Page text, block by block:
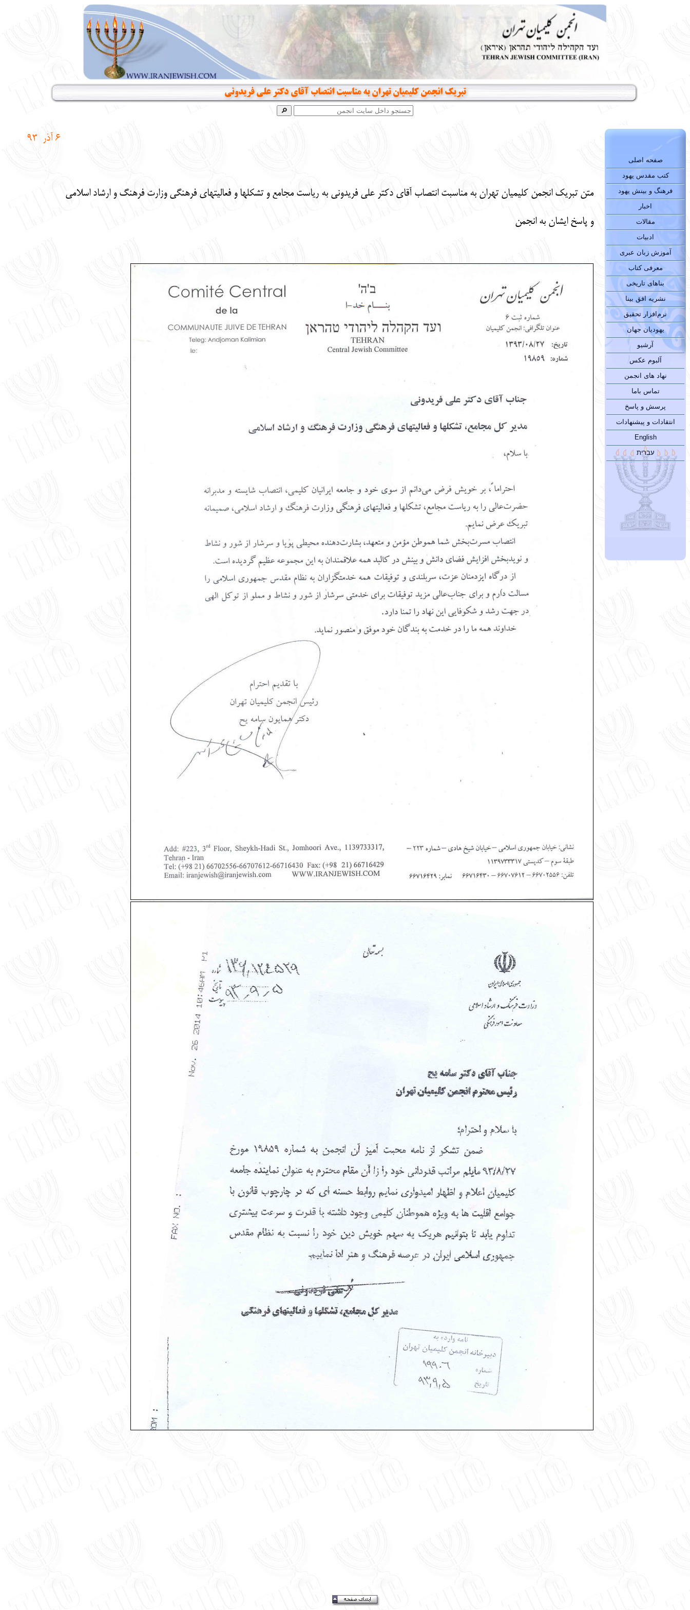
تبریک انجمن کلیمیان تهران به مناسبت انتصاب آقای دکتر علی فریدونی
صفحه اصلی
کتب مقدس یهود
فرهنگ و بینش یهود
اخبار
مقالات
ادبیات
آموزش زبان عبری
معرفی کتاب
بناهای تاریخی
نشریه افق بینا
نرم‌افزار تحقیق
یهودیان جهان
آرشیو
آلبوم عکس
نهاد های انجمن
تماس باما
پرسش و پاسخ
انتقادات و پیشنهادات
English
עברית
6 آذر 93
متن تبریک انجمن کلیمیان تهران به مناسبت انتصاب آقای دکتر علی فریدونی به ریاست مجامع و تشکلها و فعالیتهای فرهنگی وزارت فرهنگ و ارشاد اسلامی
و پاسخ ایشان به انجمن